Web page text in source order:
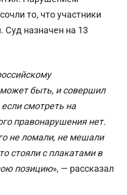
то, что участники
Суд назначен на 13
может быть, и совершил
смотреть на
правонарушения нет.
не ломали, не мешали
стояли с плакатами в
позицию», — рассказал